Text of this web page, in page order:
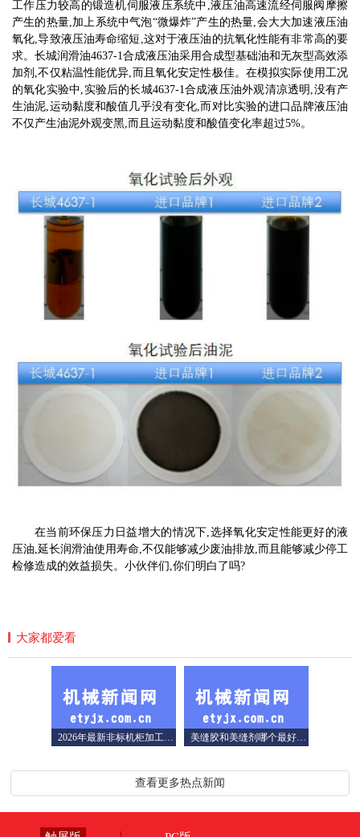
工作压力较高的锻造机伺服液压系统中,液压油高速流经伺服阀摩擦
产生的热量,加上系统中气泡“微爆炸”产生的热量,会大大加速液压油
氧化,导致液压油寿命缩短,这对于液压油的抗氧化性能有非常高的要
求。长城润滑油4637-1合成液压油采用合成型基础油和无灰型高效添
加剂,不仅粘温性能优异,而且氧化安定性极佳。在模拟实际使用工况
的氧化实验中,实验后的长城4637-1合成液压油外观清凉透明,没有产
生油泥,运动黏度和酸值几乎没有变化,而对比实验的进口品牌液压油
不仅产生油泥外观变黑,而且运动黏度和酸值变化率超过5%。
在当前环保压力日益增大的情况下,选择氧化安定性能更好的液
压油,延长润滑油使用寿命,不仅能够减少废油排放,而且能够减少停工
检修造成的效益损失。小伙伴们,你们明白了吗?
大家都爱看
2026年最新非标机柜加工生产厂家综合实力解析-聚鑫电 美缝胶和美缝剂哪个最好？外观效果、实惠、好用，市面
查看更多热点新闻